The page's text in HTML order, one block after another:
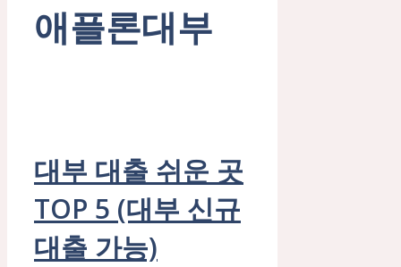
애플론대부
대부 대출 쉬운 곳
TOP 5 (대부 신규
대출 가능)